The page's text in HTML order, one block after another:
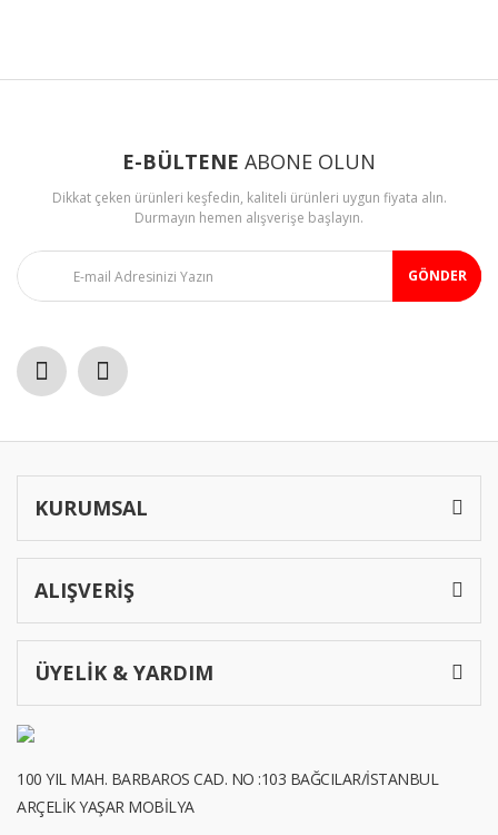
Ürün bilgilerinde hatalar bulunuyor.
Ürün fiyatı diğer sitelerden daha pahalı.
E-BÜLTENE ABONE OLUN
Dikkat çeken ürünleri keşfedin, kaliteli ürünleri uygun fiyata alın.
Durmayın hemen alışverişe başlayın.
GÖNDER
KURUMSAL
ALIŞVERİŞ
ÜYELİK & YARDIM
100 YIL MAH. BARBAROS CAD. NO :103 BAĞCILAR/İSTANBUL
ARÇELİK YAŞAR MOBİLYA